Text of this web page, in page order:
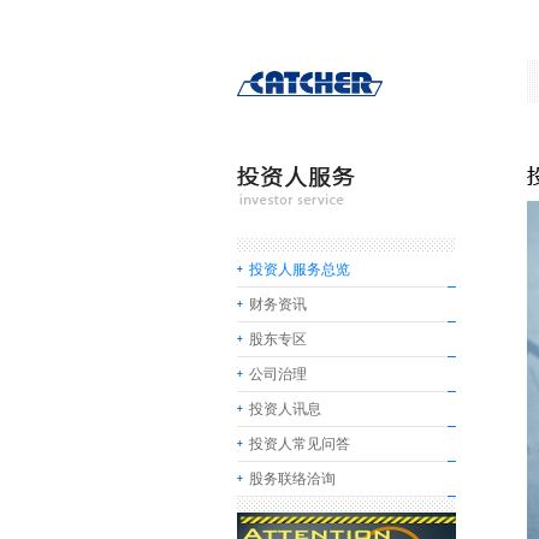
投资人服务总览
财务资讯
股东专区
公司治理
投资人讯息
投资人常见问答
股务联络洽询